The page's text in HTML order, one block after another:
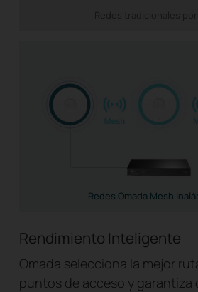
Redes Omada Mesh
Rendimiento Inteligente
Omada selecciona la mejor
puntos de acceso y garantiza